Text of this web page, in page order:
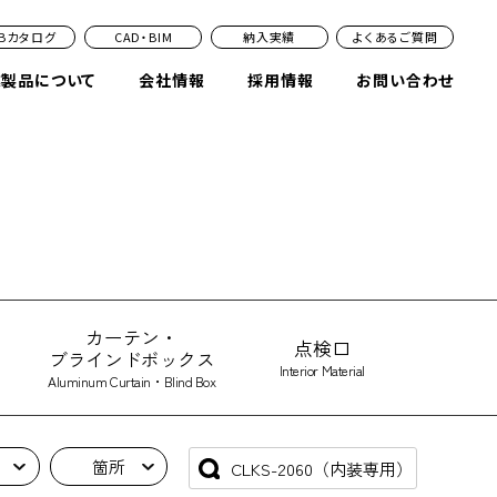
品について 会社情報 採用情報 お問い合わせ
カタログ CAD・BIM 納入実績 よくあるご質問
カーテン・
ブラインドボックス
Aluminum Curtain・Blind Box
点検口
Interior Material
箇所